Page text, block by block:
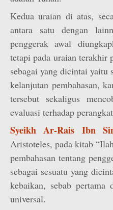
Kedua uraian di atas,
antara satu dengan
penggerak awal
tetapi pada uraian terakhir
sebagai yang dicintai yaitu
kelanjutan pembahasan,
tersebut sekaligus
evaluasi terhadap
Syeikh Ar-Rais Ibn
Aristoteles, pada kitab
pembahasan tentang
sebagai sesuatu yang
kebaikan, sebab pertama
universal.